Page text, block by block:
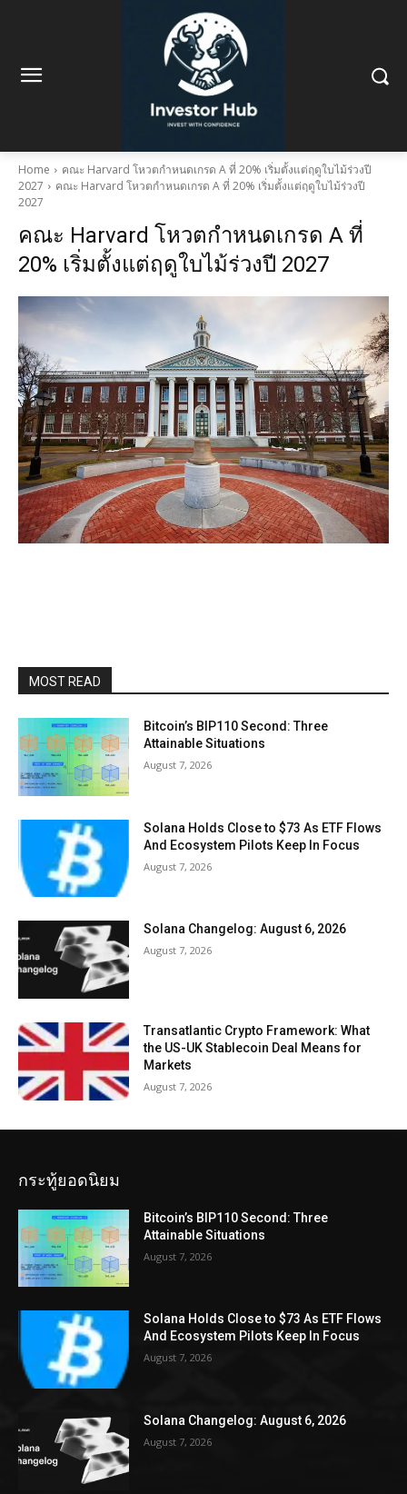
Home
คณะ Harvard โหวตกำหนดเกรด A ที่ 20% เริ่มตั้งแต่ฤดูใบไม้ร่วงปี
2027
คณะ Harvard โหวตกำหนดเกรด A ที่ 20% เริ่มตั้งแต่ฤดูใบไม้ร่วงปี
2027
คณะ Harvard โหวตกำหนดเกรด A ที่
20% เริ่มตั้งแต่ฤดูใบไม้ร่วงปี 2027
MOST READ
Bitcoin’s BIP110 Second: Three
Attainable Situations
August 7, 2026
Solana Holds Close to $73 As ETF Flows
And Ecosystem Pilots Keep In Focus
August 7, 2026
Solana Changelog: August 6, 2026
August 7, 2026
Transatlantic Crypto Framework: What
the US-UK Stablecoin Deal Means for
Markets
August 7, 2026
กระทู้ยอดนิยม
Bitcoin’s BIP110 Second: Three
Attainable Situations
August 7, 2026
Solana Holds Close to $73 As ETF Flows
And Ecosystem Pilots Keep In Focus
August 7, 2026
Solana Changelog: August 6, 2026
August 7, 2026